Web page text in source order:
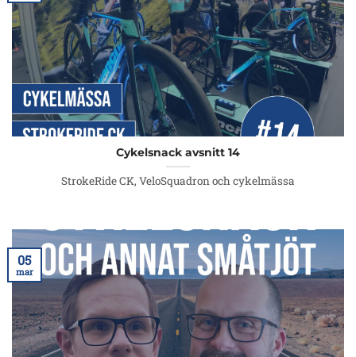
Cykelsnack avsnitt 14
StrokeRide CK, VeloSquadron och cykelmässa
05
mar